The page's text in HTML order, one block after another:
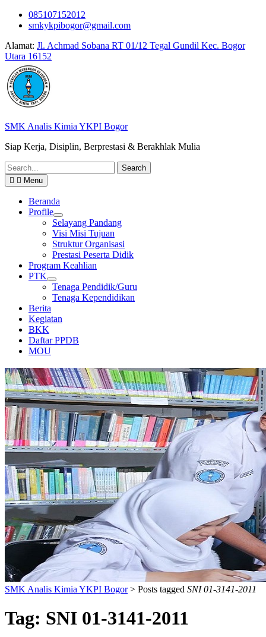
Skip
085107152012
smkykpibogor@gmail.com
Alamat: Jl. Achmad Sobana RT 01/12 Tegal Gundil Kec. Bogor
Utara 16152
SMK Analis Kimia YKPI Bogor
Siap Kerja, Disiplin, Berprestasi & Berakhlak Mulia
Search
for:
Menu
Beranda
Profile
Selayang Pandang
Visi Misi Tujuan
Struktur Organisasi
Prestasi Peserta Didik
Program Keahlian
PTK
Tenaga Pendidik/Guru
Tenaga Kependidikan
Berita
Kegiatan
BKK
Daftar PPDB
MOU
PERPUSTAKAAN
SMK Analis Kimia YKPI Bogor> Posts tagged SNI 01-3141-2011
Tag: SNI 01-3141-2011